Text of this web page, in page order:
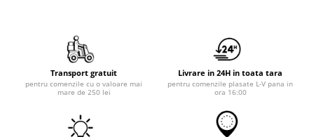
Transport gratuit
pentru comenzile cu o valoare mai
mare de 250 lei
Livrare in 24H in toata tara
pentru comenzile plasate L-V pana in
ora 16:00